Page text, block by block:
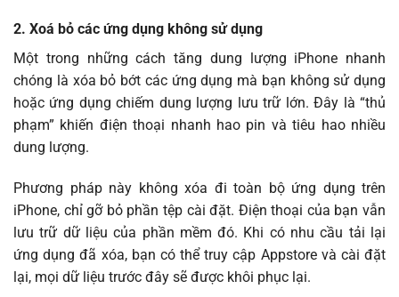
2. Xoá bỏ các ứng dụng không sử dụng
Một trong những cách tăng dung lượng iPhone nhanh
chóng là xóa bỏ bớt các ứng dụng mà bạn không sử dụng
hoặc ứng dụng chiếm dung lượng lưu trữ lớn. Đây là “thủ
phạm” khiến điện thoại nhanh hao pin và tiêu hao nhiều
dung lượng.
Phương pháp này không xóa đi toàn bộ ứng dụng trên
iPhone, chỉ gỡ bỏ phần tệp cài đặt. Điện thoại của bạn vẫn
lưu trữ dữ liệu của phần mềm đó. Khi có nhu cầu tải lại
ứng dụng đã xóa, bạn có thể truy cập Appstore và cài đặt
lại, mọi dữ liệu trước đây sẽ được khôi phục lại.